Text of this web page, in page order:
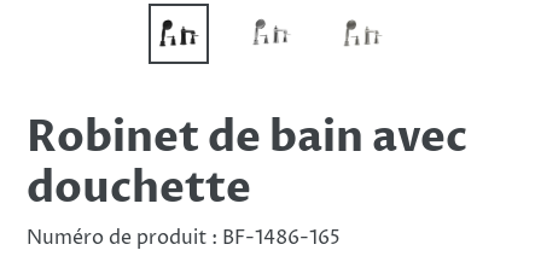
Robinet de bain avec
douchette
Numéro de produit : BF-1486-165